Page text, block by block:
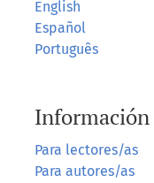
English
Español
Português
Información
Para lectores/as
Para autores/as